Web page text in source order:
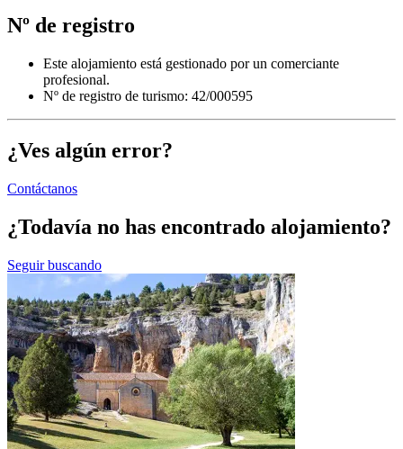
Nº de registro
Este alojamiento está gestionado por un comerciante
profesional.
Nº de registro de turismo: 42/000595
¿Ves algún error?
Contáctanos
¿Todavía no has encontrado alojamiento?
Seguir buscando